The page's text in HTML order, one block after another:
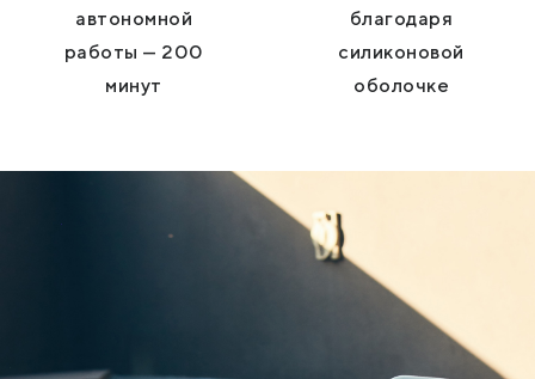
автономной
работы — 200
минут
благодаря
силиконовой
оболочке